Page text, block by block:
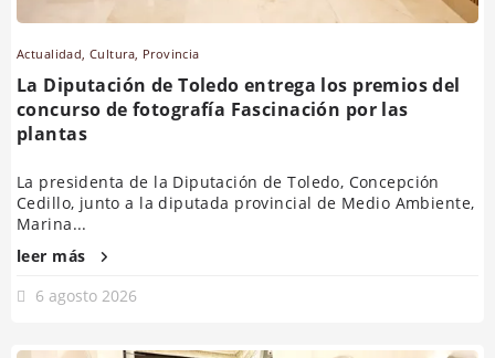
Actualidad,Cultura, Provincia
La Diputación de Toledo entrega los premios del
concurso de fotografía Fascinación por las
plantas
La presidenta de la Diputación de Toledo, Concepción
Cedillo, junto a la diputada provincial de Medio Ambiente,
Marina...
leer más
6 agosto 2026